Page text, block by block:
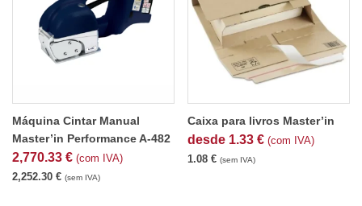
Máquina Cintar Manual
Master’in Performance A-482
2,770.33 € (com IVA)
2,252.30 € (sem IVA)
Caixa para livros Master’in
desde 1.33 € (com IVA)
1.08 € (sem IVA)